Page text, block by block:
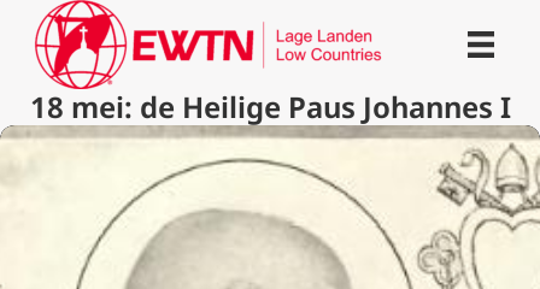
18 mei: de Heilige Paus Johannes I